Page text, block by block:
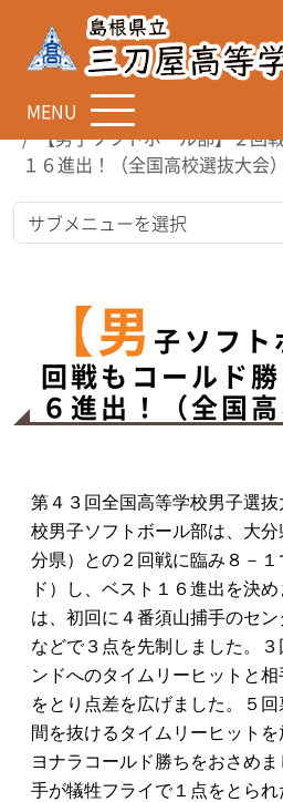
MENU
TOP
お知らせ
【男子ソフトボール部】２回
１６進出！（全国高校選抜大会）
【男 子ソフト
回戦もコールド
６進出！（全国
第４３回全国高等学校男子選
校男子ソフトボール部は、大
分県）との２回戦に臨み８－
ド）し、ベスト１６進出を決
は、初回に４番須山捕手のセ
などで３点を先制しました。
ンドへのタイムリーヒットと
をとり点差を広げました。５
間を抜けるタイムリーヒット
ヨナラコールド勝ちをおさめ
手が犠牲フライで１点をとら